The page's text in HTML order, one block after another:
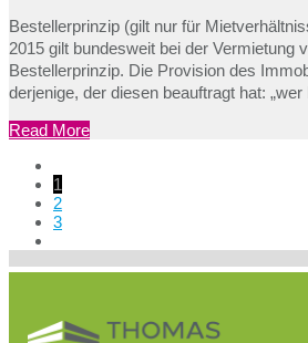
Bestellerprinzip (gilt nur für
2015 gilt bundesweit bei der Vermietung
Bestellerprinzip. Die Provision des
derjenige, der diesen beauftragt hat: „wer
Read More
1
2
3